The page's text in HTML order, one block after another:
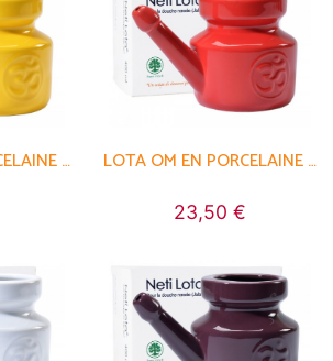
LOTA OM EN PORCELAINE ÉMAILLÉE 400ML LOTA OM EN PORCELAINE ÉMAILLÉE 400ML
23,50 €